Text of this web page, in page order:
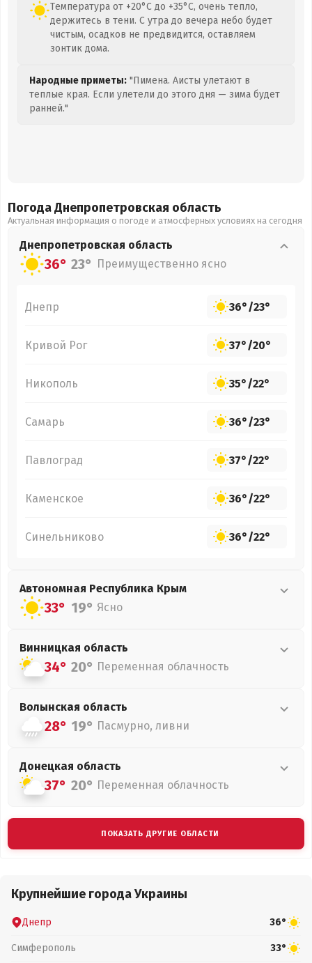
Температура от +20°C до +35°C, очень тепло,
держитесь в тени. С утра до вечера небо будет
чистым, осадков не предвидится, оставляем
зонтик дома.
Народные приметы: "Пимена. Аисты улетают в
теплые края. Если улетели до этого дня — зима будет
ранней."
Погода Днепропетровская область
Актуальная информация о погоде и атмосферных условиях на сегодня
Днепропетровская область
36° 23° Преимущественно ясно
Днепр 36°/23°
Кривой Рог 37°/20°
Никополь 35°/22°
Самарь 36°/23°
Павлоград 37°/22°
Каменское 36°/22°
Синельниково 36°/22°
Автономная Республика Крым
33° 19° Ясно
Винницкая область
34° 20° Переменная облачность
Волынская область
28° 19° Пасмурно, ливни
Донецкая область
37° 20° Переменная облачность
ПОКАЗАТЬ ДРУГИЕ ОБЛАСТИ
Крупнейшие города Украины
Днепр 36°
Симферополь 33°